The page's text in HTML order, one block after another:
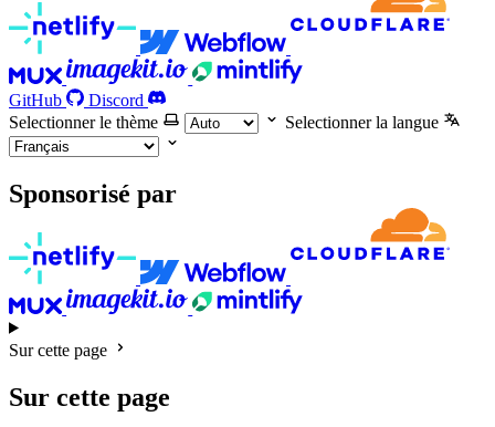
GitHub
Discord
Selectionner le thème
Selectionner la langue
Sponsorisé par
Sur cette page
Sur cette page